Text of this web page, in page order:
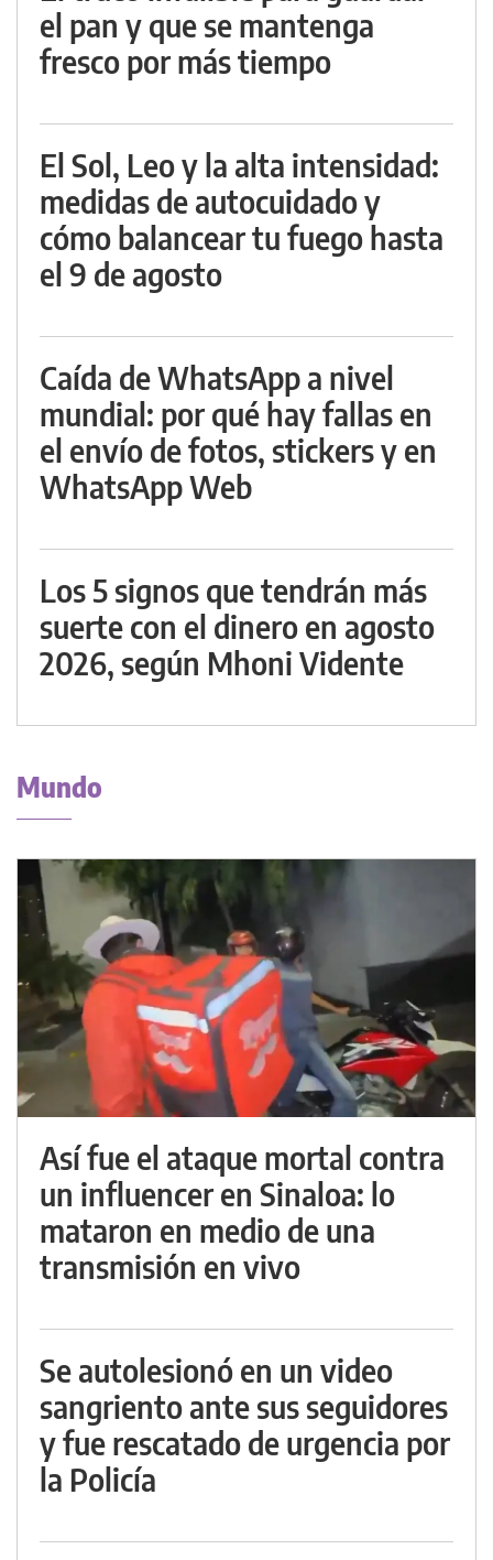
el pan y que se mantenga
fresco por más tiempo
El Sol, Leo y la alta intensidad:
medidas de autocuidado y
cómo balancear tu fuego hasta
el 9 de agosto
Caída de WhatsApp a nivel
mundial: por qué hay fallas en
el envío de fotos, stickers y en
WhatsApp Web
Los 5 signos que tendrán más
suerte con el dinero en agosto
2026, según Mhoni Vidente
Mundo
Así fue el ataque mortal contra
un influencer en Sinaloa: lo
mataron en medio de una
transmisión en vivo
Se autolesionó en un video
sangriento ante sus seguidores
y fue rescatado de urgencia por
la Policía